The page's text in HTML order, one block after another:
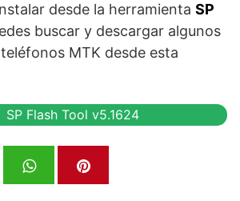
desde la herramienta SP
buscar y descargar algunos
MTK desde esta
SP Flash Tool v5.1624